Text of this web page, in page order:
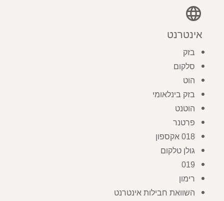
language
אינטרנט
בזק
סלקום
הוט
בזק בינלאומי
הוטנט
פרטנר
018 אקספון
גולן טלקום
019
רימון
השוואת חבילות אינטרנט